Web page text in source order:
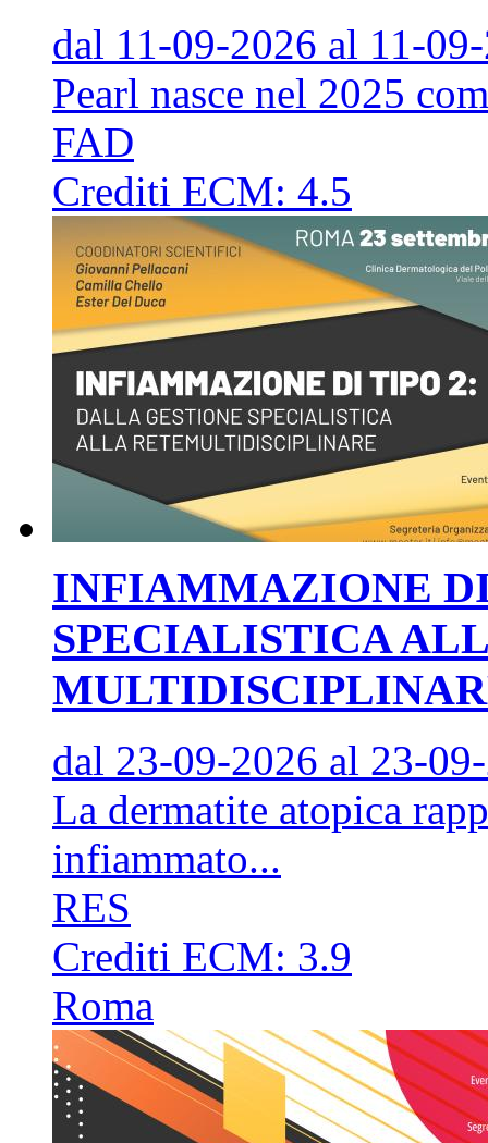
dal 11-09-2026 al 11-
Pearl nasce nel 2025
FAD
Crediti ECM: 4.5
INFIAMMAZIONE
SPECIALISTICA
dal 23-09-2026 al 23-
La dermatite atopica
infiammato...
RES
Crediti ECM: 3.9
Roma